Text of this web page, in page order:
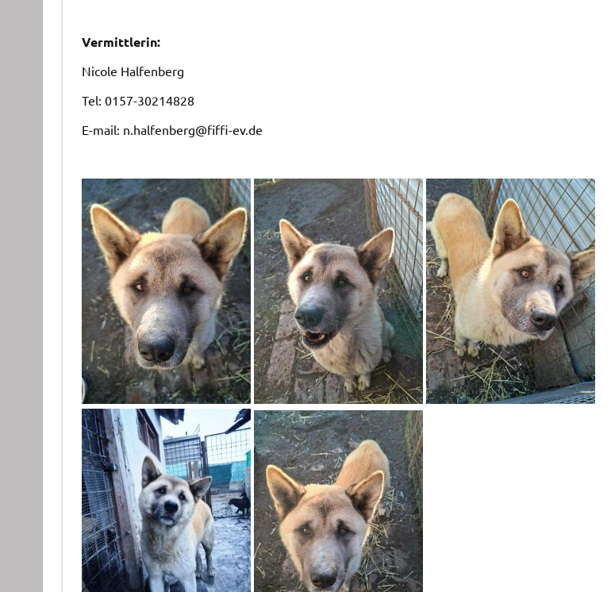
Vermittlerin:
Nicole Halfenberg
Tel: 0157-30214828
E-mail: n.halfenberg@fiffi-ev.de